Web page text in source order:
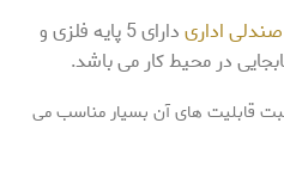
صندلی اداری
دارای 5 پایه فلزی و
در محیط کار می باشد.
قابلیت های آن بسیار مناسب می